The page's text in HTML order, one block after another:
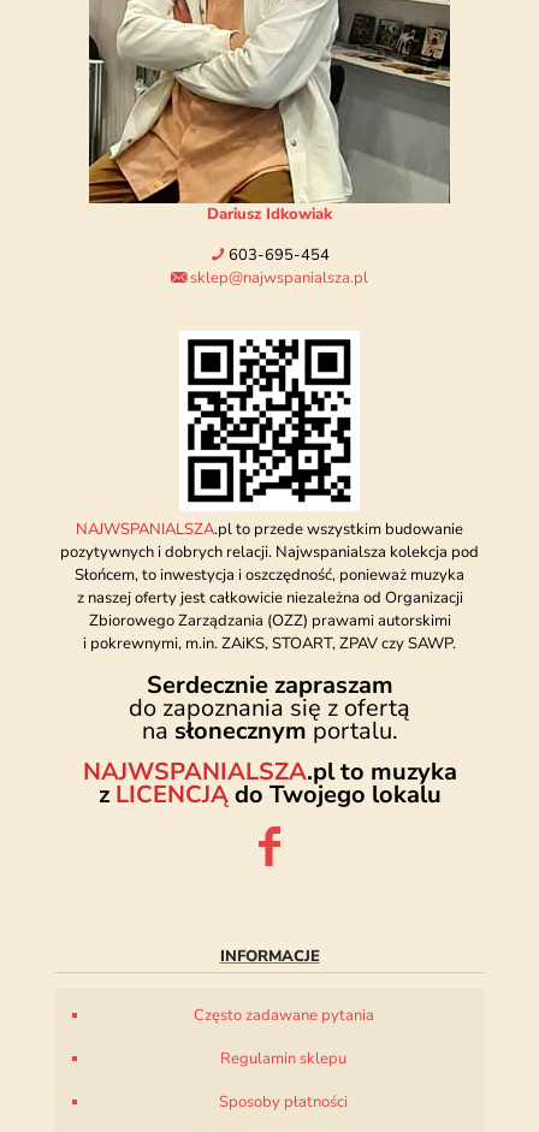
Dariusz Idkowiak
603-695-454
sklep@najwspanialsza.pl
NAJWSPANIALSZA.pl to przede wszystkim budowanie
pozytywnych i dobrych relacji. Najwspanialsza kolekcja pod
Słońcem, to inwestycja i oszczędność, ponieważ muzyka
z naszej oferty jest całkowicie niezależna od Organizacji
Zbiorowego Zarządzania (OZZ) prawami autorskimi
i pokrewnymi, m.in. ZAiKS, STOART, ZPAV czy SAWP.
Serdecznie zapraszam
do zapoznania się z ofertą
na słonecznym portalu.
NAJWSPANIALSZA.pl to muzyka
z LICENCJĄdo Twojego lokalu
INFORMACJE
Często zadawane pytania
Regulamin sklepu
Sposoby płatności